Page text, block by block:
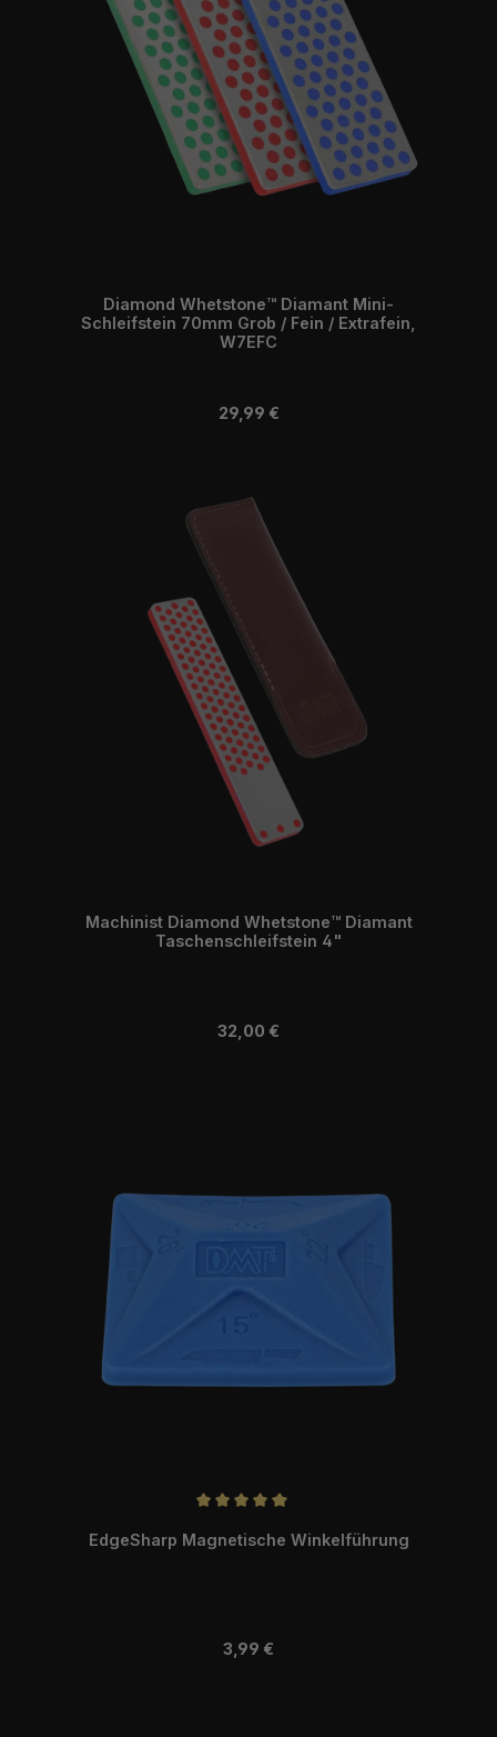
Diamond Whetstone™ Diamant Mini-
Schleifstein 70mm Grob / Fein / Extrafein,
W7EFC
Regulärer Preis:
29,99 €
Machinist Diamond Whetstone™ Diamant
Taschenschleifstein 4"
Regulärer Preis:
32,00 €
EdgeSharp Magnetische Winkelführung
Regulärer Preis:
3,99 €